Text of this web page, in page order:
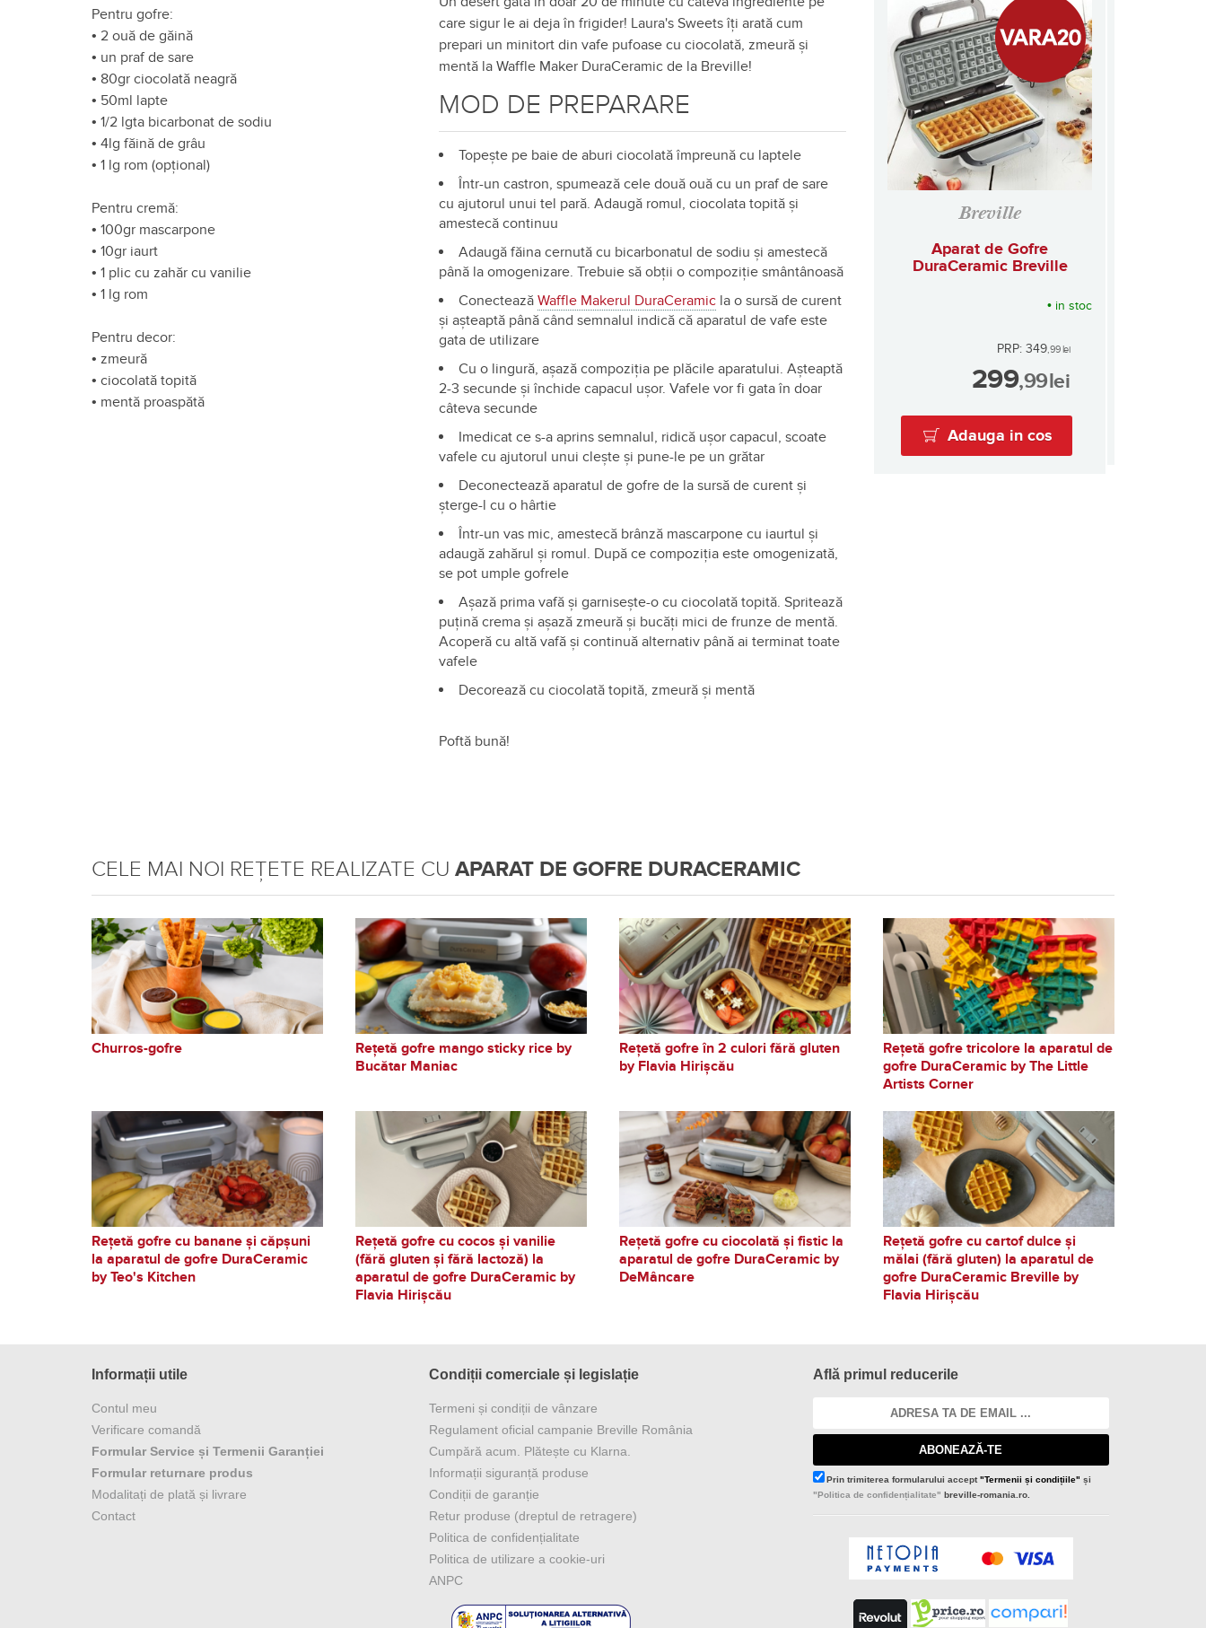
Pentru gofre:
• 2 ouă de găină
• un praf de sare
• 80gr ciocolată neagră
• 50ml lapte
• 1/2 lgta bicarbonat de sodiu
• 4lg făină de grâu
• 1 lg rom (opțional)
Pentru cremă:
• 100gr mascarpone
• 10gr iaurt
• 1 plic cu zahăr cu vanilie
• 1 lg rom
Pentru decor:
• zmeură
• ciocolată topită
• mentă proaspătă
care sigur le ai deja în frigider! Laura's Sweets îți arată cum
prepari un minitort din vafe pufoase cu ciocolată, zmeură și
mentă la Waffle Maker DuraCeramic de la Breville!
MOD DE PREPARARE
Topește pe baie de aburi ciocolată împreună cu laptele
Într-un castron, spumează cele două ouă cu un praf de sare
cu ajutorul unui tel pară. Adaugă romul, ciocolata topită și
amestecă continuu
Adaugă făina cernută cu bicarbonatul de sodiu și amestecă
până la omogenizare. Trebuie să obții o compoziție smântânoasă
ConecteazăWaffle Makerul DuraCeramic la o sursă de curent
și așteaptă până când semnalul indică că aparatul de vafe este
gata de utilizare
Cu o lingură, așază compoziția pe plăcile aparatului. Așteaptă
2-3 secunde și închide capacul ușor. Vafele vor fi gata în doar
câteva secunde
Imedicat ce s-a aprins semnalul, ridică ușor capacul, scoate
vafele cu ajutorul unui clește și pune-le pe un grătar
Deconectează aparatul de gofre de la sursă de curent și
șterge-l cu o hârtie
Într-un vas mic, amestecă brânză mascarpone cu iaurtul și
adaugă zahărul și romul. După ce compoziția este omogenizată,
se pot umple gofrele
Așază prima vafă și garnisește-o cu ciocolată topită. Spritează
puțină crema și așază zmeură și bucăți mici de frunze de mentă.
Acoperă cu altă vafă și continuă alternativ până ai terminat toate
vafele
Decorează cu ciocolată topită, zmeură și mentă
Poftă bună!
Breville
Aparat de Gofre
DuraCeramic Breville
• in stoc
PRP: 349,99lei
299,99lei
Adauga in cos
CELE MAI NOI REȚETE REALIZATE CU APARAT DE GOFRE DURACERAMIC
Churros-gofre
Rețetă gofre mango sticky rice by
Bucătar Maniac
Rețetă gofre în 2 culori fără gluten
by Flavia Hirișcău
Rețetă gofre tricolore la aparatul de
gofre DuraCeramic by The Little
Artists Corner
Rețetă gofre cu banane și căpșuni
la aparatul de gofre DuraCeramic
by Teo's Kitchen
Rețetă gofre cu cocos și vanilie
(fără gluten și fără lactoză) la
aparatul de gofre DuraCeramic by
Flavia Hirișcău
Rețetă gofre cu ciocolată și fistic la
aparatul de gofre DuraCeramic by
DeMâncare
Rețetă gofre cu cartof dulce și
mălai (fără gluten) la aparatul de
gofre DuraCeramic Breville by
Flavia Hirișcău
Informații utile
Contul meu
Verificare comandă
Formular Service și Termenii Garanției
Formular returnare produs
Modalitați de plată și livrare
Contact
Condiții comerciale și legislație
Termeni și condiții de vânzare
Regulament oficial campanie Breville România
Cumpără acum. Plătește cu Klarna.
Informații siguranță produse
Condiții de garanție
Retur produse (dreptul de retragere)
Politica de confidențialitate
Politica de utilizare a cookie-uri
ANPC
Află primul reducerile
ABONEAZĂ-TE
Prin trimiterea formularului accept"Termenii și condițiile" și
"Politica de confidențialitate" breville-romania.ro.